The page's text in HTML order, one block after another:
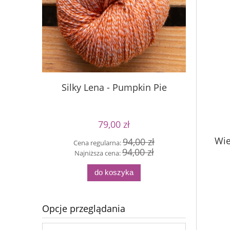
Silky Lena - Pumpkin Pie
79,00 zł
Cena regularna:94,00 zł
Najniższa cena:94,00 zł
do koszyka
Silky
Opcje przeglądania